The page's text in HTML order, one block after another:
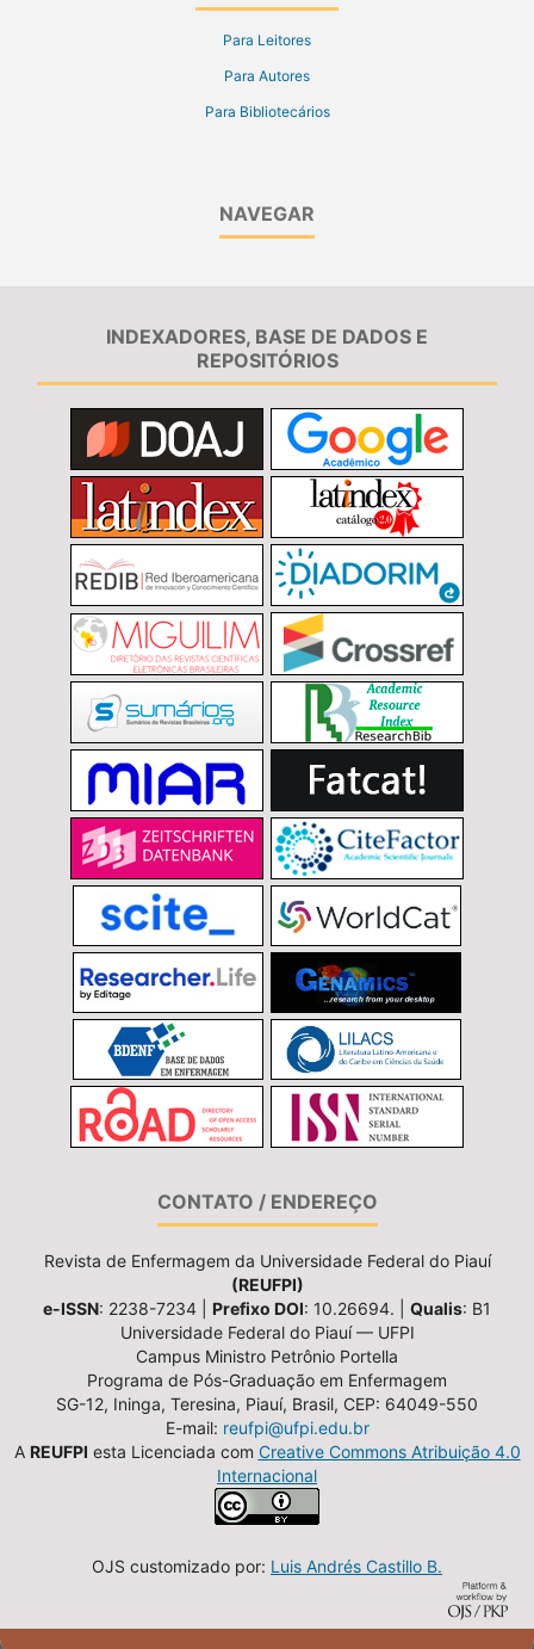
Para Leitores
Para Autores
Para Bibliotecários
NAVEGAR
INDEXADORES, BASE DE DADOS E
REPOSITÓRIOS
CONTATO / ENDEREÇO
Revista de Enfermagem da Universidade Federal do Piauí
(REUFPI)
e-ISSN: 2238-7234 | Prefixo DOI: 10.26694. | Qualis: B1
Universidade Federal do Piauí — UFPI
Campus Ministro Petrônio Portella
Programa de Pós-Graduação em Enfermagem
SG-12, Ininga, Teresina, Piauí, Brasil, CEP: 64049-550
E-mail: reufpi@ufpi.edu.br
A REUFPI esta Licenciada com Creative Commons Atribuição 4.0
Internacional
OJS customizado por: Luis Andrés Castillo B.